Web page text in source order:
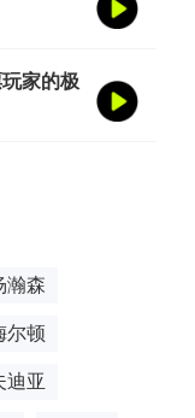
家的极
瀚森
尔顿
迪亚